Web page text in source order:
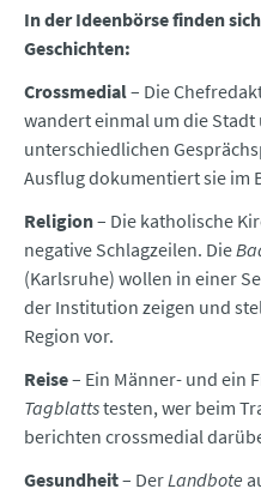
In der Ideenbörse finden
Geschichten:
Crossmedial– Die
wandert einmal um die Stadt
unterschiedlichen
Ausflug dokumentiert sie im
Religion– Die katholische
negative Schlagzeilen. Die
(Karlsruhe) wollen in einer
der Institution zeigen und
Region vor.
Reise– Ein Männer- und ein
Tagblattstesten, wer beim
berichten crossmedial
Gesundheit– DerLandbote